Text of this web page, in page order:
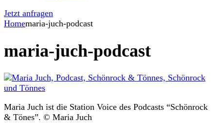
Jetzt anfragen
Homemaria-juch-podcast
maria-juch-podcast
Maria Juch ist die Station Voice des Podcasts “Schönrock
& Tönes”. © Maria Juch